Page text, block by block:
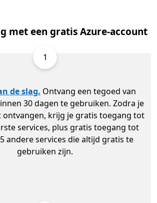
met een gratis Azure-account
1
de slag. Ontvang een tegoed van
30 dagen te gebruiken. Zodra je
ontvangen, krijg je gratis toegang tot
services, plus gratis toegang tot
andere services die altijd gratis te
gebruiken zijn.